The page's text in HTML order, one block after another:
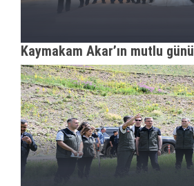
Kaymakam Akar’ın mutlu günü